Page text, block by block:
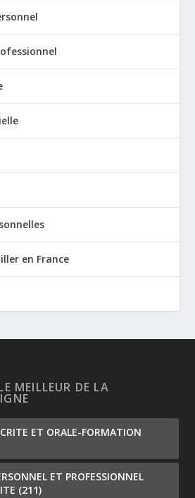
en France
MEILLEUR DE LA
ET ORALE-FORMATION
ET PROFESSIONNEL
(211)